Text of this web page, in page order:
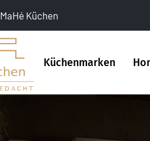
Küchen
Küchenmarken